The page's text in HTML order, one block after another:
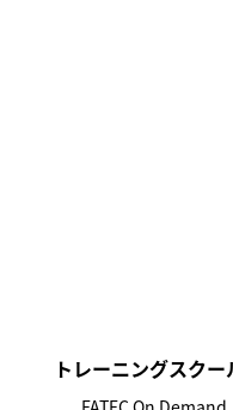
トレーニングスクー